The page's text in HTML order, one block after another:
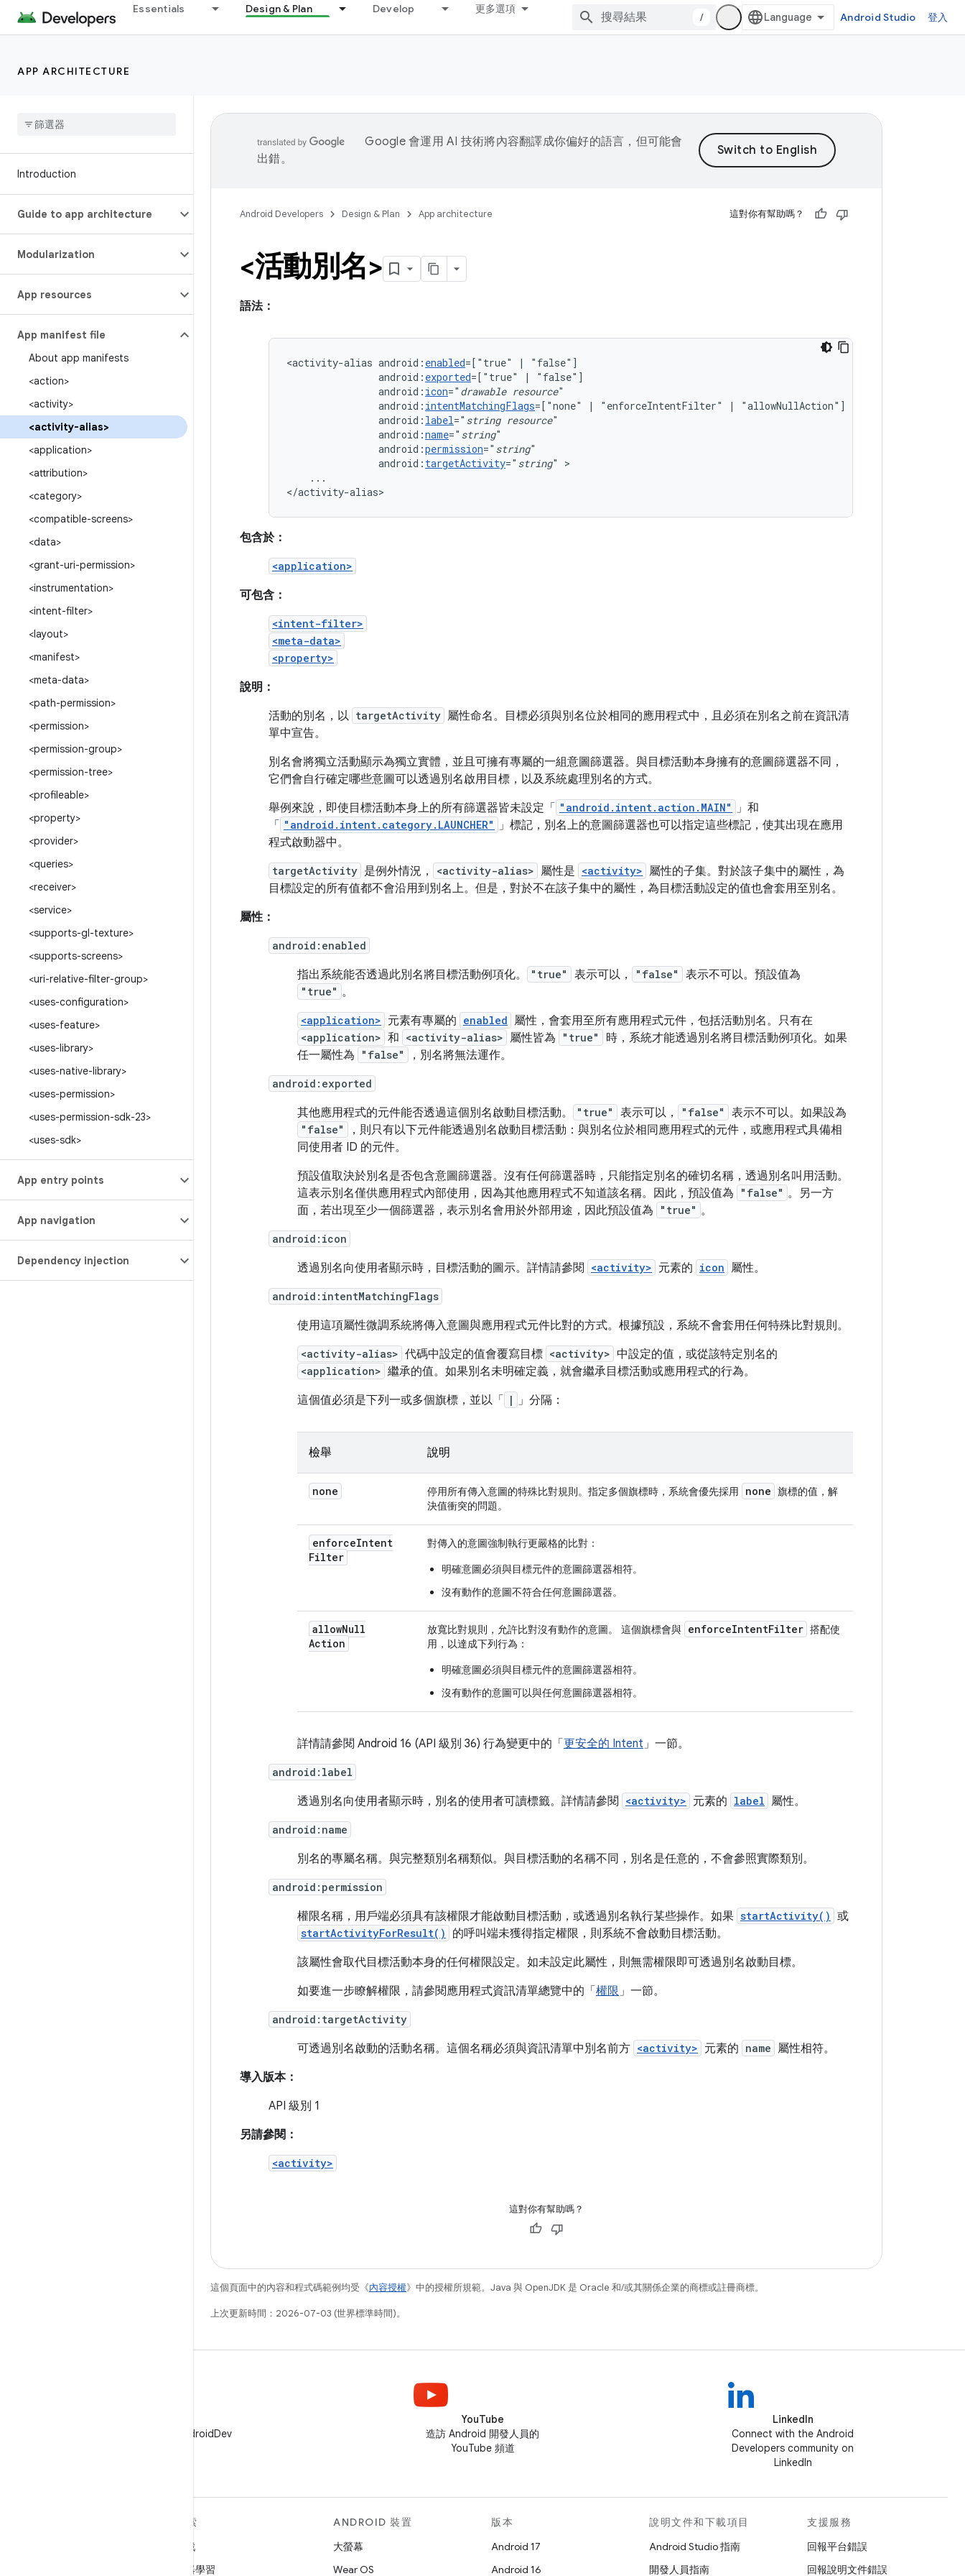
Essentials Design & Plan Develop 更多選項
/ Android Studio 登入
APP ARCHITECTURE
Introduction
Guide to app architecture
Modularization
App resources
App manifest file
About app manifests
<action>
<activity>
<activity-alias>
<application>
<attribution>
<category>
<compatible-screens>
<data>
<grant-uri-permission>
<instrumentation>
<intent-filter>
<layout>
<manifest>
<meta-data>
<path-permission>
<permission>
<permission-group>
<permission-tree>
<profileable>
<property>
<provider>
<queries>
<receiver>
<service>
<supports-gl-texture>
<supports-screens>
<uri-relative-filter-group>
<uses-configuration>
<uses-feature>
<uses-library>
<uses-native-library>
<uses-permission>
<uses-permission-sdk-23>
<uses-sdk>
App entry points
App navigation
Dependency injection
Google 會運用 AI 技術將內容翻譯成你偏好的語言，但可能會
出錯。
Android Developers Design & Plan App architecture 這對你有幫助嗎？
<活動別名>
語法：
<activity-alias android: enabled=["true" |
android: exported=["true" |
android: icon=" drawable resource
android: intentMatchingFlags=["none" | "enforceIntentFilter" |
android: label=" string resource
android:name=" string
android:permission=" string
android: targetActivity=" string"
...
</activity-alias>
包含於：
<application>
可包含：
<intent-filter>
<meta-data>
<property>
說明：
活動的別名，以 targetActivity 屬性命名。目標必須與別名位於相同的應用程式中，且必須在別名之前在資訊清
單中宣告。
別名會將獨立活動顯示為獨立實體，並且可擁有專屬的一組意圖篩選器。與目標活動本身擁有的意圖篩選器不同，
它們會自行確定哪些意圖可以透過別名啟用目標，以及系統處理別名的方式。
舉例來說，即使目標活動本身上的所有篩選器皆未設定「
"android.intent.action.MAIN" 」和
「
"android.intent.category.LAUNCHER" 」標記，別名上的意圖篩選器也可以指定這些標記，使其出現在應用
程式啟動器中。
targetActivity 是例外情況， <activity-alias> 屬性是 <activity> 屬性的子集。對於該子集中的屬性，為
目標設定的所有值都不會沿用到別名上。但是，對於不在該子集中的屬性，為目標活動設定的值也會套用至別名。
屬性：
android:enabled
指出系統能否透過此別名將目標活動例項化。 "true" 表示可以， "false" 表示不可以。預設值為
"true" 。
<application> 元素有專屬的 enabled 屬性，會套用至所有應用程式元件，包括活動別名。只有在
<application> 和 <activity-alias> 屬性皆為 "true"
時，系統才能透過別名將目標活動例項化。如果
任一屬性為
"false" ，別名將無法運作。
android:exported
其他應用程式的元件能否透過這個別名啟動目標活動。 "true" 表示可以， "false" 表示不可以。如果設為
"false"
，則只有以下元件能透過別名啟動目標活動：與別名位於相同應用程式的元件，或應用程式具備相
同使用者 ID 的元件。
預設值取決於別名是否包含意圖篩選器。沒有任何篩選器時，只能指定別名的確切名稱，透過別名叫用活動。
這表示別名僅供應用程式內部使用，因為其他應用程式不知道該名稱。因此，預設值為
"false" 。另一方
面，若出現至少一個篩選器，表示別名會用於外部用途，因此預設值為
"true" 。
android:icon
透過別名向使用者顯示時，目標活動的圖示。詳情請參閱 <activity> 元素的 icon 屬性。
android:intentMatchingFlags
使用這項屬性微調系統將傳入意圖與應用程式元件比對的方式。根據預設，系統不會套用任何特殊比對規則。
<activity-alias> 代碼中設定的值會覆寫目標 <activity> 中設定的值，或從該特定別名的
<application> 繼承的值。如果別名未明確定義，就會繼承目標活動或應用程式的行為。
這個值必須是下列一或多個旗標，並以「
| 」分隔：
檢舉 說明
none 停用所有傳入意圖的特殊比對規則。指定多個旗標時，系統會優先採用 none 旗標的值，解
決值衝突的問題。
enforceIntent
Filter
對傳入的意圖強制執行更嚴格的比對：
明確意圖必須與目標元件的意圖篩選器相符。
沒有動作的意圖不符合任何意圖篩選器。
allowNull
Action
放寬比對規則，允許比對沒有動作的意圖。 這個旗標會與 enforceIntentFilter 搭配使
用，以達成下列行為：
明確意圖必須與目標元件的意圖篩選器相符。
沒有動作的意圖可以與任何意圖篩選器相符。
詳情請參閱 Android 16 (API 級別 36) 行為變更中的「 更安全的 Intent」一節。
android:label
透過別名向使用者顯示時，別名的使用者可讀標籤。詳情請參閱 <activity> 元素的 label 屬性。
android:name
別名的專屬名稱。與完整類別名稱類似。與目標活動的名稱不同，別名是任意的，不會參照實際類別。
android:permission
權限名稱，用戶端必須具有該權限才能啟動目標活動，或透過別名執行某些操作。如果 startActivity() 或
startActivityForResult()
的呼叫端未獲得指定權限，則系統不會啟動目標活動。
該屬性會取代目標活動本身的任何權限設定。如未設定此屬性，則無需權限即可透過別名啟動目標。
如要進一步瞭解權限，請參閱應用程式資訊清單總覽中的「 權限」一節。
android:targetActivity
可透過別名啟動的活動名稱。這個名稱必須與資訊清單中別名前方 <activity> 元素的 name 屬性相符。
導入版本：
API 級別 1
另請參閱：
<activity>
這對你有幫助嗎？
這個頁面中的內容和程式碼範例均受《內容授權》中的授權所規範。Java 與 OpenJDK 是 Oracle 和/或其關係企業的商標或註冊商標。
上次更新時間：2026-07-03 (世界標準時間)。
在 X 中追蹤 @AndroidDev
YouTube
造訪 Android 開發人員的
YouTube 頻道
LinkedIn
Connect with the Android
Developers community on
LinkedIn
探索
遊戲
機器學習
ANDROID 裝置
大螢幕
Wear OS
版本
Android 17
Android 16
說明文件和下載項目
Android Studio 指南
開發人員指南
支援服務
回報平台錯誤
回報說明文件錯誤